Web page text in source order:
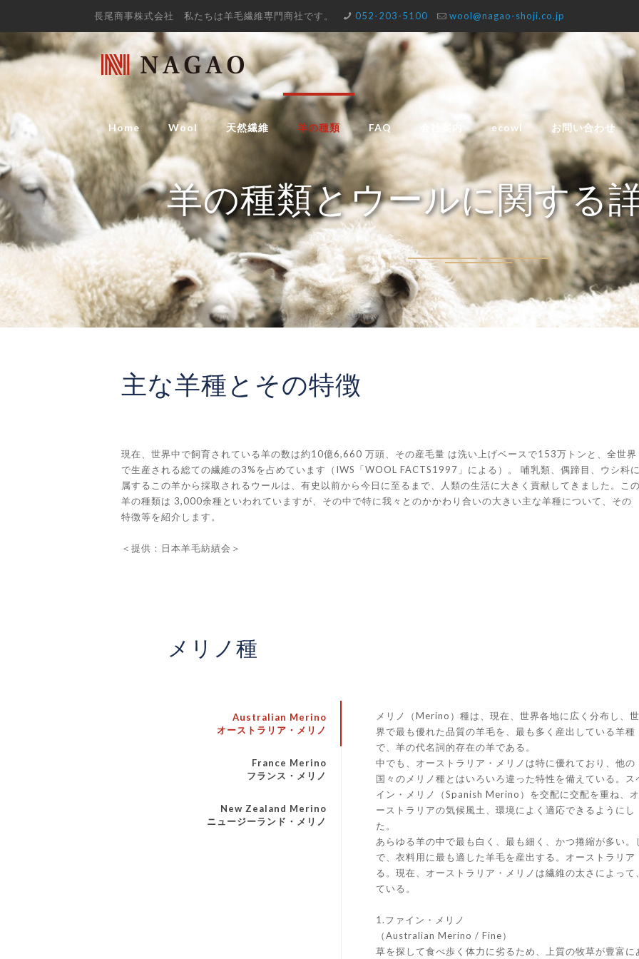
長尾商事株式会社 私たちは羊毛繊維専門商社です。 052-203-5100 wool@nagao-shoji.co.jp
Home Wool 天然繊維 羊の種類 FAQ ecowl お問い合わせ
羊の種類とウールに関する
主な羊種とその特徴
現在、世界中で飼育されている羊の数は約10億6,660 万頭、その産毛量 は洗い上げベースで153万トンと、全世界
で生産される総ての繊維の3%を占めています（IWS「WOOL FACTS1997」による）。 哺乳類、偶蹄目、ウシ科
属するこの羊から採取されるウールは、有史以前から今日に至るまで、人類の生活に大きく貢献してきました。こ
羊の種類は 3,000余種といわれていますが、その中で特に我々とのかかわり合いの大きい主な羊種について、その
特徴等を紹介します。
＜提供：日本羊毛紡績会＞
メリノ種
Australian Merino
オーストラリア・メリノ
France Merino
フランス・メリノ
New Zealand Merino
ニュージーランド・メリノ
メリノ（Merino）種は、現在、世界各地に広く分布し、
界で最も優れた品質の羊毛を、最も多く産出している羊種
で、羊の代名詞的存在の羊である。
中でも、オーストラリア・メリノは特に優れており、他の
国々のメリノ種とはいろいろ違った特性を備えている。ス
イン・メリノ（Spanish Merino）を交配に交配を重ね、
ーストラリアの気候風土、環境によく適応できるようにし
た。
あらゆる羊の中で最も白く、最も細く、かつ捲縮が多い
で、衣料用に最も適した羊毛を産出する。オーストラリ
る。現在、オーストラリア・メリノは繊維の太さによっ
ている。
1.ファイン・メリノ
（Australian Merino / Fine）
草を探して食べ歩く体力に劣るため、上質の牧草が豊富